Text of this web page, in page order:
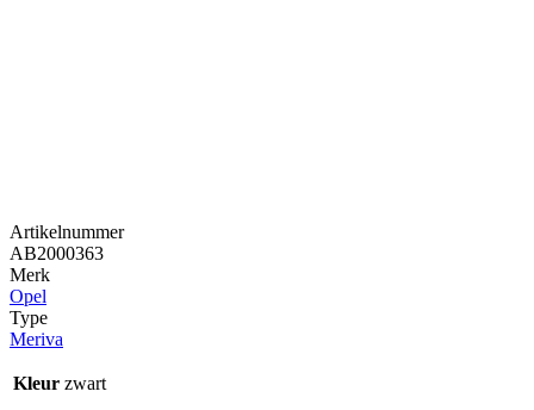
Artikelnummer
AB2000363
Merk
Opel
Type
Meriva
Kleur zwart